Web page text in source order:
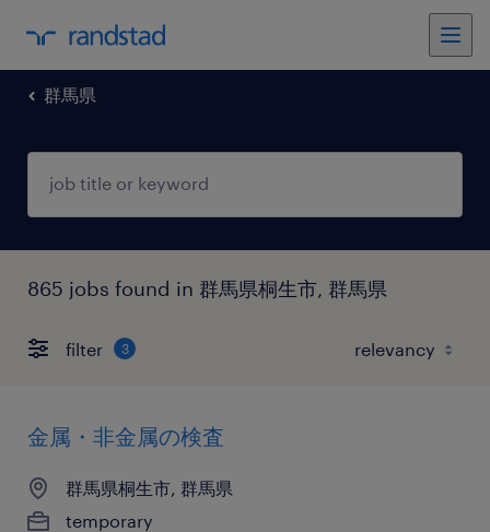
群馬県
865 jobs found in 群馬県桐生市, 群馬県
filter 3
金属・非金属の検査
群馬県桐生市, 群馬県
temporary